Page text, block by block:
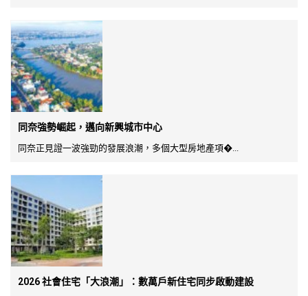
同奈強勢崛起，邁向新興城市中心
同奈正見證一波強勁的發展浪潮，多個大型房地產項�...
2026 社會住宅「大浪潮」：數萬戶新住宅同步啟動建設